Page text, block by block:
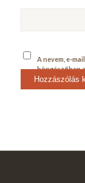
A nevem, e-
böngészőben